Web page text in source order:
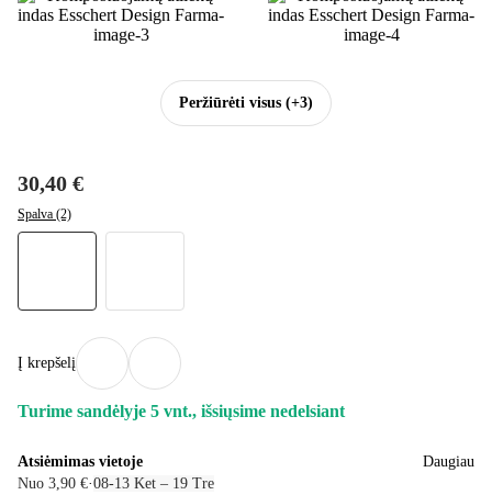
Peržiūrėti visus (+3)
30,40 €
Spalva (2)
Į krepšelį
Turime sandėlyje 5 vnt., išsiųsime nedelsiant
Atsiėmimas vietoje
Nuo 3,90 €·08‑13 Ket – 19 Tre
Daugiau